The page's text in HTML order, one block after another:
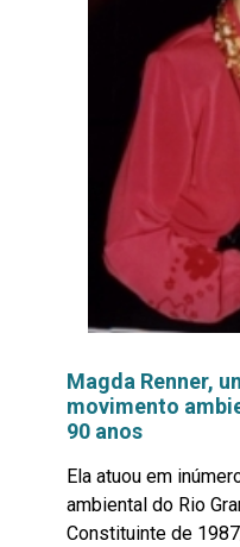
Magda Renner,
movimento
90 anos
Ela atuou em
ambiental do Rio
Constituinte de